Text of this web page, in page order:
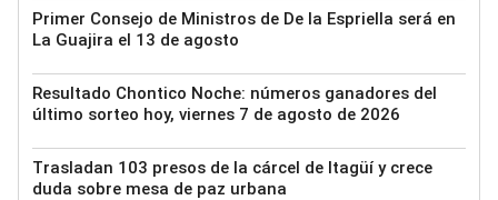
Primer Consejo de Ministros de De la Espriella será en
La Guajira el 13 de agosto
Resultado Chontico Noche: números ganadores del
último sorteo hoy, viernes 7 de agosto de 2026
Trasladan 103 presos de la cárcel de Itagüí y crece
duda sobre mesa de paz urbana